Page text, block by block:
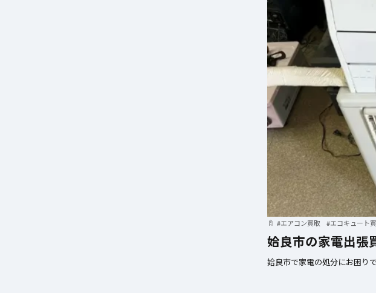
#エアコン買取 #エコキュート
姶良市の家電出張
姶良市で家電の処分にお困り